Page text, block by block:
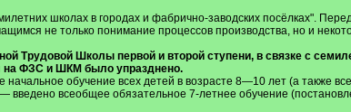
школах в городах и фабрично-заводских посёлках".
не только понимание процессов производства, но и
Трудовой Школы первой и второй ступени, в связке с
на ФЗС и ШКМ было упразднено.
начальное обучение всех детей в возрасте 8—10 лет (а также
— введено всеобщее обязательное 7-летнее обучение